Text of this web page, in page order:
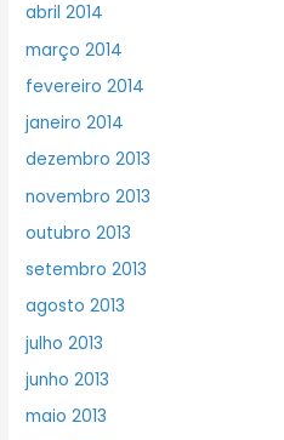
abril 2014
março 2014
fevereiro 2014
janeiro 2014
dezembro 2013
novembro 2013
outubro 2013
setembro 2013
agosto 2013
julho 2013
junho 2013
maio 2013